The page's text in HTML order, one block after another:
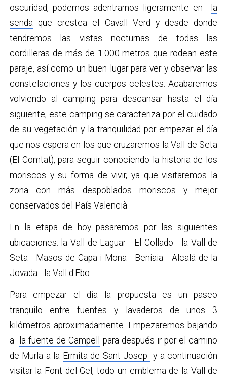
oscuridad, podemos adentrarnos ligeramente en
la
senda que crestea el Cavall Verd y desde donde
tendremos las vistas nocturnas de todas las
cordilleras de más de 1.000 metros que rodean este
paraje, así como un buen lugar para ver y observar las
constelaciones y los cuerpos celestes. Acabaremos
volviendo al camping para descansar hasta el día
siguiente, este camping se caracteriza por el cuidado
de su vegetación y la tranquilidad por empezar el día
que nos espera en los que cruzaremos la Vall de Seta
(El Comtat), para seguir conociendo la historia de los
moriscos y su forma de vivir, ya que visitaremos la
zona con más despoblados moriscos y mejor
conservados del País Valencià
En la etapa de hoy pasaremos por las siguientes
ubicaciones: la Vall de Laguar - El Collado - la Vall de
Seta - Masos de Capa i Mona - Beniaia - Alcalá de la
Jovada - la Vall d'Ebo.
Para empezar el día la propuesta es un paseo
tranquilo entre fuentes y lavaderos de unos 3
kilómetros aproximadamente. Empezaremos bajando
a
la fuente de Campell
para después ir por el camino
de Murla a la Ermita de Sant Josep y a continuación
visitar la Font del Gel, todo un emblema de la Vall de